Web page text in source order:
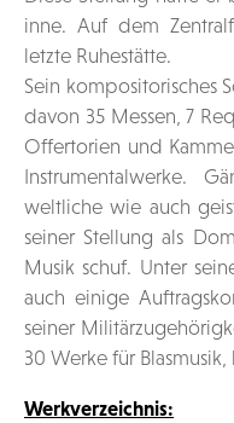
inne. Auf dem
letzte Ruhestätte.
Sein kompositorisches
davon 35 Messen, 7
Offertorien und
Instrumentalwerke.
weltliche wie auch
seiner Stellung als
Musik schuf. Unter
auch einige
seiner
30 Werke für
Werkverzeichnis: